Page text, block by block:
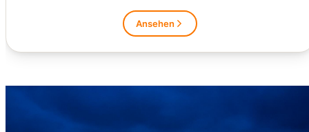
Ansehen